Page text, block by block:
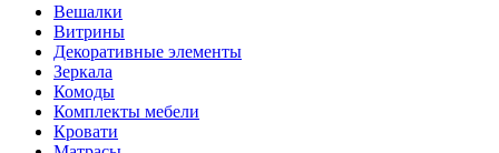
Вешалки
Витрины
Декоративные элементы
Зеркала
Комоды
Комплекты мебели
Кровати